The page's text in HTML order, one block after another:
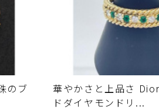
のブ
華やかさと上品さ
ドダイヤモンドリ...